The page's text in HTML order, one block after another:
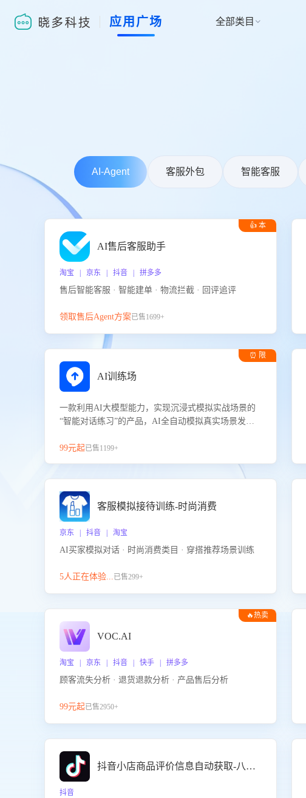
应用广场 全部类目 
AI-Agent 客服外包 智能客服
👍 本
AI售后客服助手
淘宝 | 京东 | 抖音 | 拼多多
售后智能客服 · 智能建单 · 物流拦截 · 回评追评
领取售后Agent方案已售1699+
⏰ 限
AI训练场
一款利用AI大模型能力，实现沉浸式模拟实战场景的
“智能对话练习”的产品，AI全自动模拟真实场景发生
提升客服团队的销服能力。
99元起已售1199+
客服模拟接待训练-时尚消费
京东 | 抖音 | 淘宝
AI买家模拟对话 · 时尚消费类目 · 穿搭推荐场景训练
5人正在体验...已售299+
🔥热卖
VOC.AI
淘宝 | 京东 | 抖音 | 快手 | 拼多多
顾客流失分析 · 退货退款分析 · 产品售后分析
99元起已售2950+
抖音小店商品评价信息自动获取-八爪鱼
抖音